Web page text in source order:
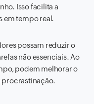
Isso facilita a
em tempo real.
possam reduzir o
não essenciais. Ao
podem melhorar o
procrastinação.